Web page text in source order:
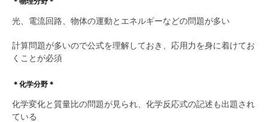
光、電流回路、物体の運動とエネルギーなどの問題が多い
計算問題が多いので公式を理解しておき、応用力を身に着けてお
くことが必須
＊化学分野＊
化学変化と質量比の問題が見られ、化学反応式の記述も出題され
ている